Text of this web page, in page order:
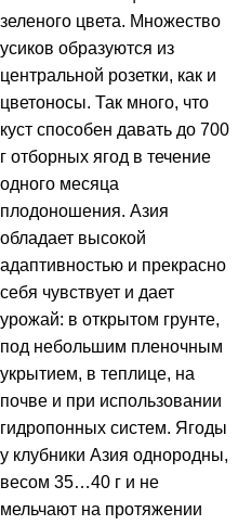
зеленого цвета. Множество
усиков образуются из
центральной розетки, как и
цветоносы. Так много, что
куст способен давать до 700
г отборных ягод в течение
одного месяца
плодоношения. Азия
обладает высокой
адаптивностью и прекрасно
себя чувствует и дает
урожай: в открытом грунте,
под небольшим пленочным
укрытием, в теплице, на
почве и при использовании
гидропонных систем. Ягоды
у клубники Азия однородны,
весом 35…40 г и не
мельчают на протяжении